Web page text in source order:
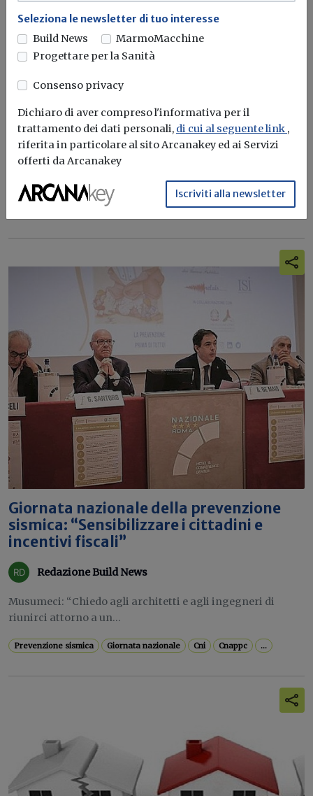
Energetico: Daikin Italy aderisce a
“M’illumino di Meno”
Redazione Build News
L’azienda mostra il suo supporto alla campagna etica di
Giornata nazionale Risparmio energetico
Giornata nazionale della prevenzione
sismica: “Sensibilizzare i cittadini e
incentivi fiscali”
Redazione Build News
Musumeci: “Chiedo agli architetti e agli ingegneri di
riunirci attorno a un...
Prevenzione sismica Giornata nazionale Cni Cnappc ...
Seleziona le newsletter di tuo interesse
Build News
MarmoMacchine
Progettare per la Sanità
Consenso privacy
Dichiaro di aver compreso l'informativa per il
trattamento dei dati personali, di cui al seguente link ,
riferita in particolare al sito Arcanakey ed ai Servizi
offerti da Arcanakey
Iscriviti alla newsletter